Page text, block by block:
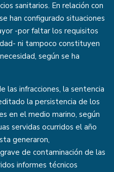
sanitarios. En relación con
han configurado situaciones
-por faltar los requisitos
ni tampoco constituyen
según se ha
las infracciones, la sentencia
la persistencia de los
en el medio marino, según
servidas ocurridos el año
generaron,
de contaminación de las
informes técnicos